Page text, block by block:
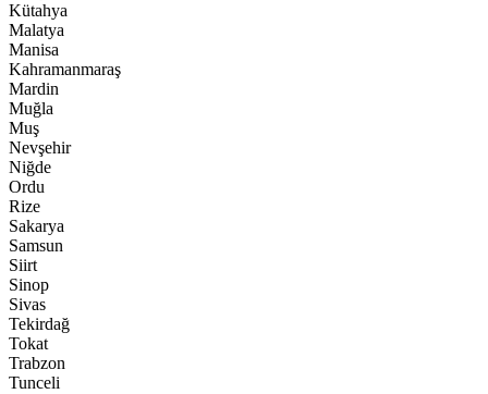
Kütahya
Malatya
Manisa
Kahramanmaraş
Mardin
Muğla
Muş
Nevşehir
Niğde
Ordu
Rize
Sakarya
Samsun
Siirt
Sinop
Sivas
Tekirdağ
Tokat
Trabzon
Tunceli